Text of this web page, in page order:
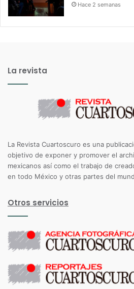
Hace 2 semanas
La revista
La Revista Cuartoscuro es una
objetivo de exponer y promover el
mexicanos así como el trabajo de
en todo México y otras partes del
Otros servicios